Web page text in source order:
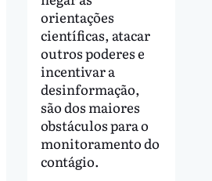
orientações
científicas, atacar
outros poderes e
incentivar a
desinformação,
são dos maiores
obstáculos para o
monitoramento do
contágio.